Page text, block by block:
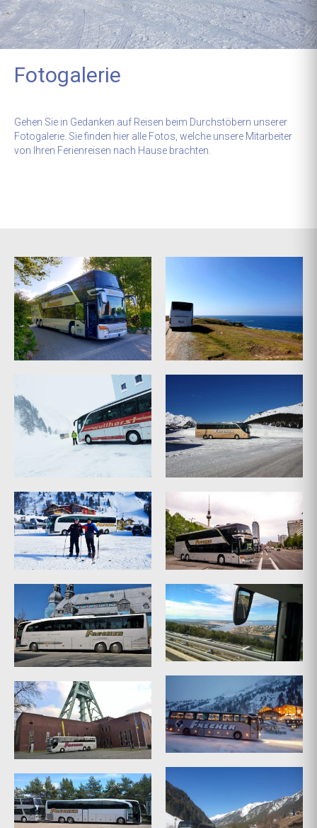
Fotogalerie
Gehen Sie in Gedanken auf Reisen beim Durchstöbern unserer
Fotogalerie. Sie finden hier alle Fotos, welche unsere Mitarbeiter
von Ihren Ferienreisen nach Hause brachten.